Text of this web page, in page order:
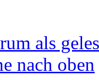
als
nach oben